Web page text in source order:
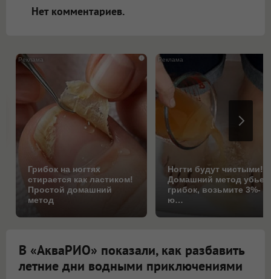
Нет комментариев.
i
Грибок на ногтях
стирается как ластиком!
Простой домашний
метод
Ногти будут чистыми!
Домашний метод убьет
грибок, возьмите 3%-
ю…
В «АкваРИО» показали, как разбавить
летние дни водными приключениями